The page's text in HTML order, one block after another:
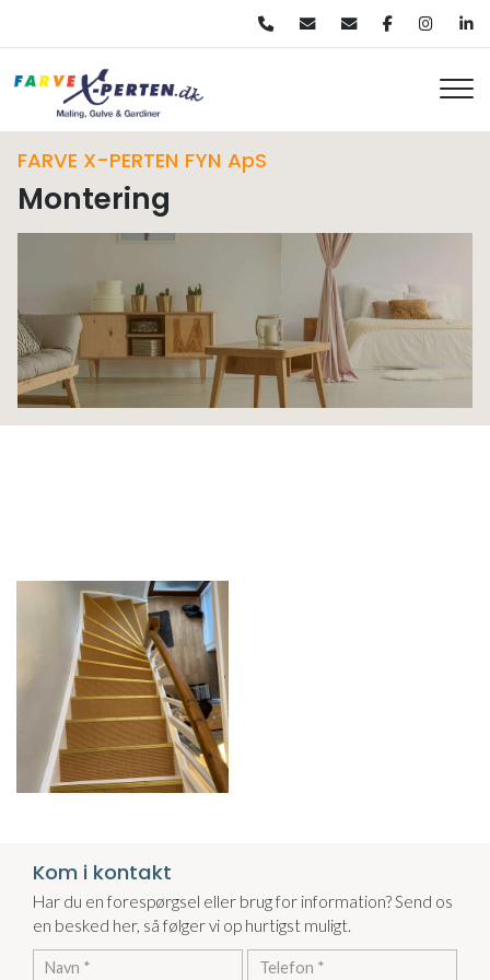
hovedindhold
FARVE X-PERTEN FYN ApS
Montering
Kom i kontakt
Har du en forespørgsel eller brug for information? Send os
en besked her, så følger vi op hurtigst muligt.